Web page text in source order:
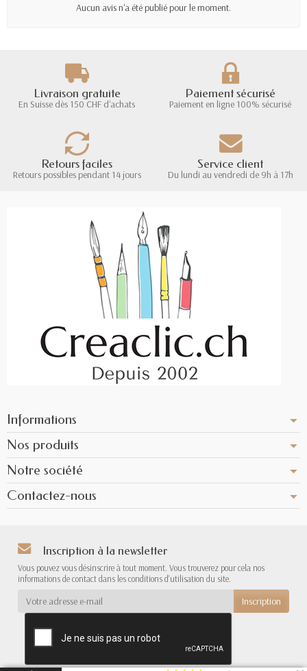
Aucun avis n'a été publié pour le moment.
Livraison gratuite
En Suisse dès 150 CHF d'achats
Paiement sécurisé
Paiement en ligne 100% sécurisé
Retours faciles
Retours possibles pendant 14 jours
Service client
Du lundi au vendredi de 9h à 17h
Informations
Nos produits
Notre société
Contactez-nous
Inscription à la newsletter
Vous pouvez vous désinscrire à tout moment. Vous trouverez pour cela nos
informations de contact dans les conditions d'utilisation du site.